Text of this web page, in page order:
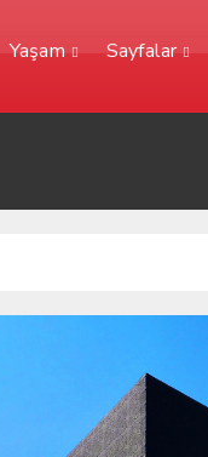
Yaşam Sayfalar